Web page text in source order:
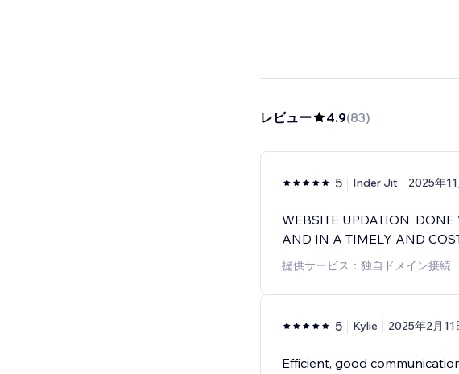
レビュー 4.9(83)
5 Inder Jit 2025年
WEBSITE UPDATION. DONE
AND IN A TIMELY AND
提供サービス：独自ドメイン接続
5 Kylie 2025年2月11
Efficient, good